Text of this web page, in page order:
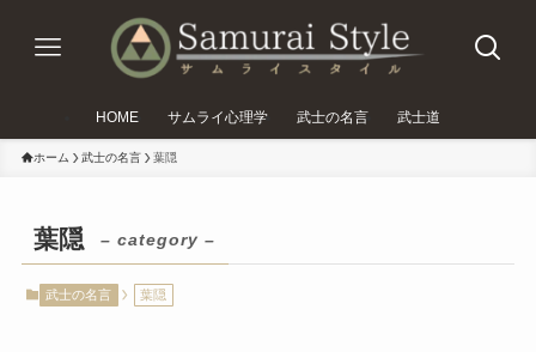
HOME サムライ心理学 武士の名言 武士道
ホーム 武士の名言 葉隠
葉隠 – category –
武士の名言 葉隠